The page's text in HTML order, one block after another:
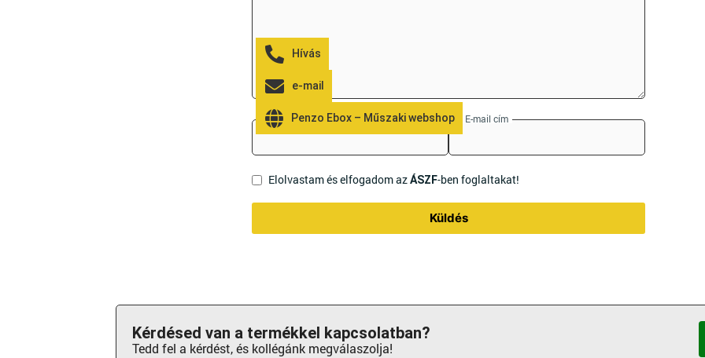
Név E-mail cím
Elolvastam és elfogadom azÁSZF-ben foglaltakat!
Küldés
Kérdésed van a termékkel kapcsolatban?
Tedd fel a kérdést, és kollégánk megválaszolja!
Hívás
e-mail
Penzo Ebox – Műszaki webshop